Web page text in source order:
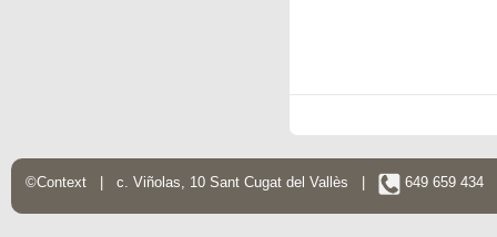
©Context | c. Viñolas, 10 Sant Cugat del Vallès | 649 659